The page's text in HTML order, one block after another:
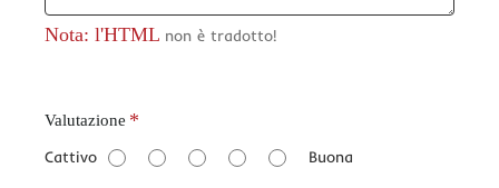
Nota: l'HTML non è tradotto!
V
l
Valutazione
Cattivo Buona